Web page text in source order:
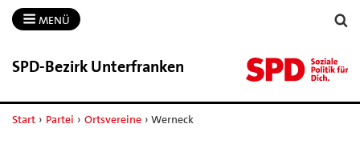
MENÜ
SPD-​Bezirk Unterfranken
Start › Partei › Ortsvereine › Werneck